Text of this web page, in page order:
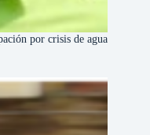
por crisis de agua